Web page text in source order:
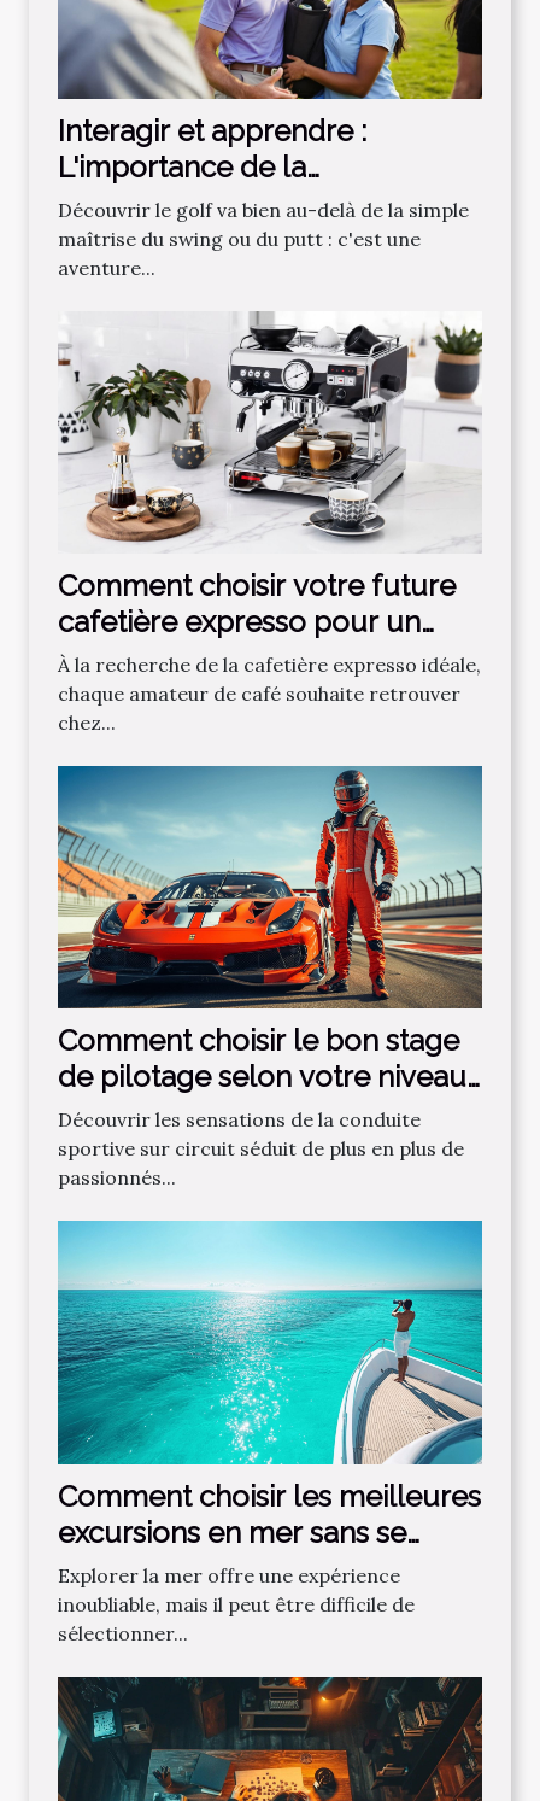
Interagir et apprendre :
L'importance de la
communauté dans
l'apprentissage du golf
Découvrir le golf va bien au-delà de la simple
maîtrise du swing ou du putt : c'est une
aventure...
Comment choisir votre future
cafetière expresso pour un
café parfait ?
À la recherche de la cafetière expresso idéale,
chaque amateur de café souhaite retrouver
chez...
Comment choisir le bon stage
de pilotage selon votre niveau
?
Découvrir les sensations de la conduite
sportive sur circuit séduit de plus en plus de
passionnés...
Comment choisir les meilleures
excursions en mer sans se
tromper ?
Explorer la mer offre une expérience
inoubliable, mais il peut être difficile de
sélectionner...